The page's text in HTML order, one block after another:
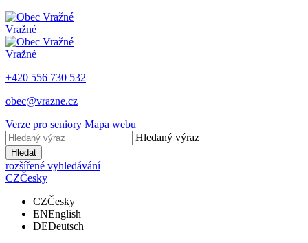
Vražné
Vražné
+420 556 730 532
obec@vrazne.cz
Verze pro seniory Mapa webu
Hledaný výraz
Hledat
rozšířené vyhledávání
CZČesky
CZČesky
ENEnglish
DEDeutsch